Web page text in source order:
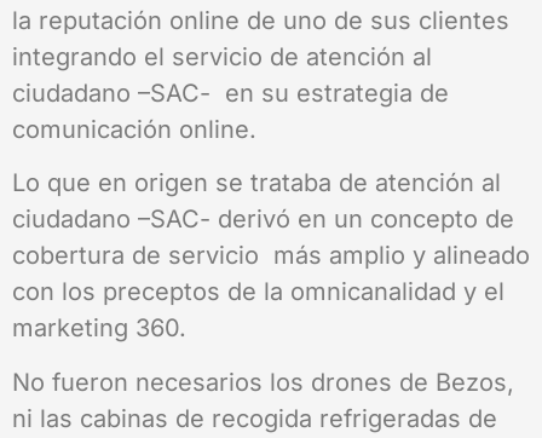
la reputación online de uno de sus clientes
integrando el servicio de atención al
ciudadano –SAC- en su estrategia de
comunicación online.
Lo que en origen se trataba de atención al
ciudadano –SAC- derivó en un concepto de
cobertura de servicio más amplio y alineado
con los preceptos de la omnicanalidad y el
marketing 360.
No fueron necesarios los drones de Bezos,
ni las cabinas de recogida refrigeradas de